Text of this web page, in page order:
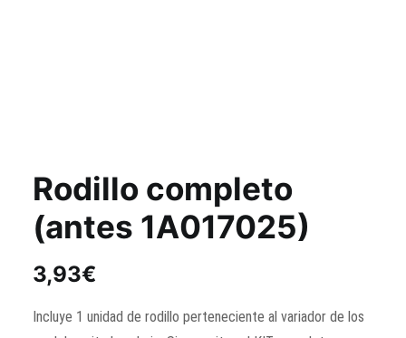
Rodillo completo
(antes 1A017025)
3,93€
Incluye 1 unidad de rodillo perteneciente al variador de los